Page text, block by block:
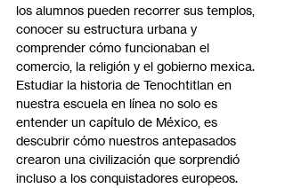
los alumnos pueden recorrer sus templos,
conocer su estructura urbana y
comprender cómo funcionaban el
comercio, la religión y el gobierno mexica.
Estudiar la historia de Tenochtitlan en
nuestra escuela en línea no solo es
entender un capítulo de México, es
descubrir cómo nuestros antepasados
crearon una civilización que sorprendió
incluso a los conquistadores europeos.